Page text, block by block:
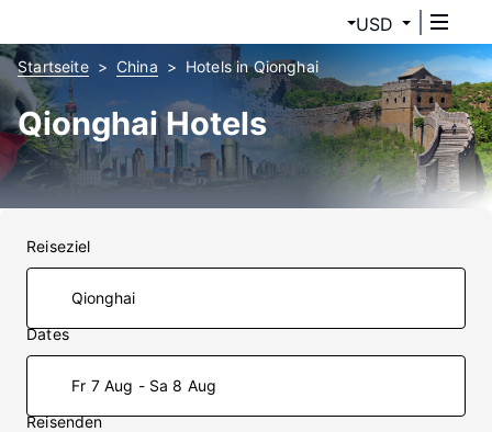
USD
Startseite China Hotels in Qionghai
Qionghai Hotels
Reiseziel
Dates
Fr 7 Aug - Sa 8 Aug
Reisenden